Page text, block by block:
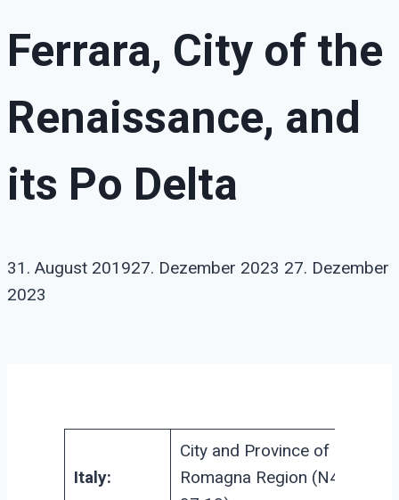
Ferrara, City of the
Renaissance, and
its Po Delta
31. August 201927. Dezember 2023 27. Dezember
2023
Italy:
City and Province of Ferrara,
Romagna Region (N44 50